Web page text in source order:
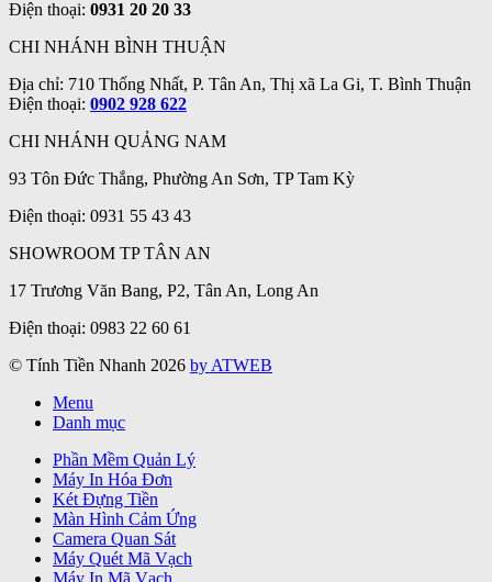
Điện thoại: 0931 20 20 33
CHI NHÁNH BÌNH THUẬN
Địa chỉ: 710 Thống Nhất, P. Tân An, Thị xã La Gi, T. Bình Thuận
Điện thoại: 0902 928 622
CHI NHÁNH QUẢNG NAM
93 Tôn Đức Thắng, Phường An Sơn, TP Tam Kỳ
Điện thoại: 0931 55 43 43
SHOWROOM TP TÂN AN
17 Trương Văn Bang, P2, Tân An, Long An
Điện thoại: 0983 22 60 61
© Tính Tiền Nhanh 2026 by ATWEB
Menu
Danh mục
Phần Mềm Quản Lý
Máy In Hóa Đơn
Két Đựng Tiền
Màn Hình Cảm Ứng
Camera Quan Sát
Máy Quét Mã Vạch
Máy In Mã Vạch